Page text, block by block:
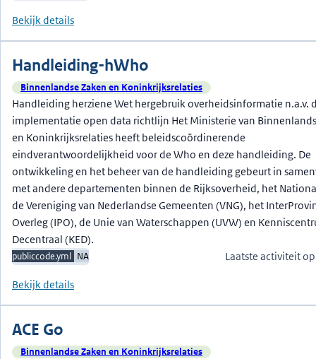
Bekijk details
Handleiding-hWho
Binnenlandse Zaken en Koninkrijksrelaties
Handleiding herziene Wet hergebruik overheidsinformatie n.a.v.
implementatie open data richtlijn Het Ministerie van
en Koninkrijksrelaties heeft beleidscoördinerende
eindverantwoordelijkheid voor de Who en deze handleiding. De
ontwikkeling en het beheer van de handleiding gebeurt in
met andere departementen binnen de Rijksoverheid, het
de Vereniging van Nederlandse Gemeenten (VNG), het
Overleg (IPO), de Unie van Waterschappen (UVW) en
Decentraal (KED).
publiccode.yml NA Laatste activiteit
Bekijk details
ACE Go
Binnenlandse Zaken en Koninkrijksrelaties